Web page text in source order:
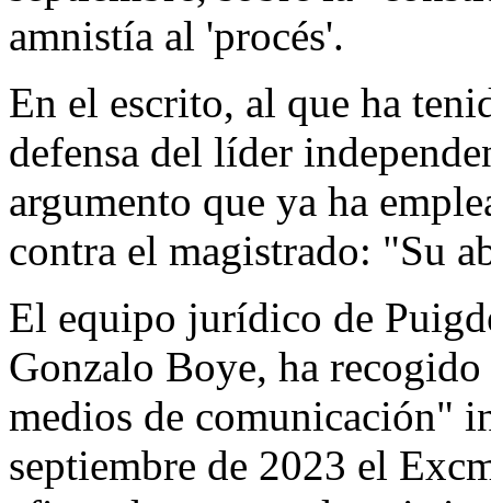
amnistía al 'procés'.
En el escrito, al que ha
defensa del líder
argumento que ya ha
contra el magistrado: "Su
El equipo jurídico de
Gonzalo Boye, ha
medios de comunicación"
septiembre de 2023 el